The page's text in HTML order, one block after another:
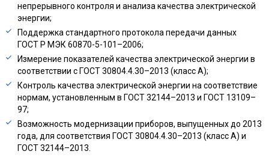
непрерывного контроля и анализа качества электрической
энергии;
Поддержка стандартного протокола передачи данных
ГОСТ Р МЭК 60870-5-101–2006;
Измерение показателей качества электрической энергии в
соответствии с ГОСТ 30804.4.30–2013 (класс А);
Контроль качества электрической энергии на соответствие
нормам, установленным в ГОСТ 32144–2013 и ГОСТ 13109–
97;
Возможность модернизации приборов, выпущенных до 2013
года, для соответствия ГОСТ 30804.4.30–2013 (класс А) и
ГОСТ 32144–2013.